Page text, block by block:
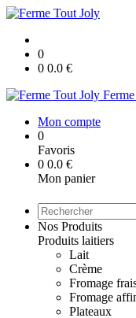
0
0 0.0 €
Mon compte
0
Favoris
0 0.0 €
Mon panier
Nos Produits
Produits laitiers
Lait
Crème
Fromage
Fromage
Plateaux